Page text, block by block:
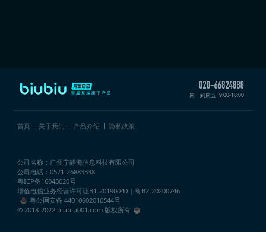
周一到周五 9:00-18:00
首页 关于我们 产品介绍 隐私政策
公司名称：广州宁静海信息科技有限公司
公司电话：0571-26883338
粤ICP备16043020号
增值电信业务经营许可证B1-20190040 | 粤B2-20200746
粤公网安备 44010602010544号
© 2018-2022 biubiu001.com 版权所有